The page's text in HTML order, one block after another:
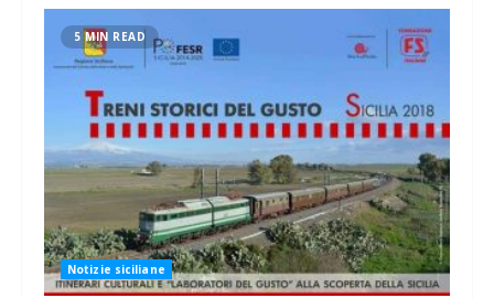
5 MIN READ
Notizie siciliane